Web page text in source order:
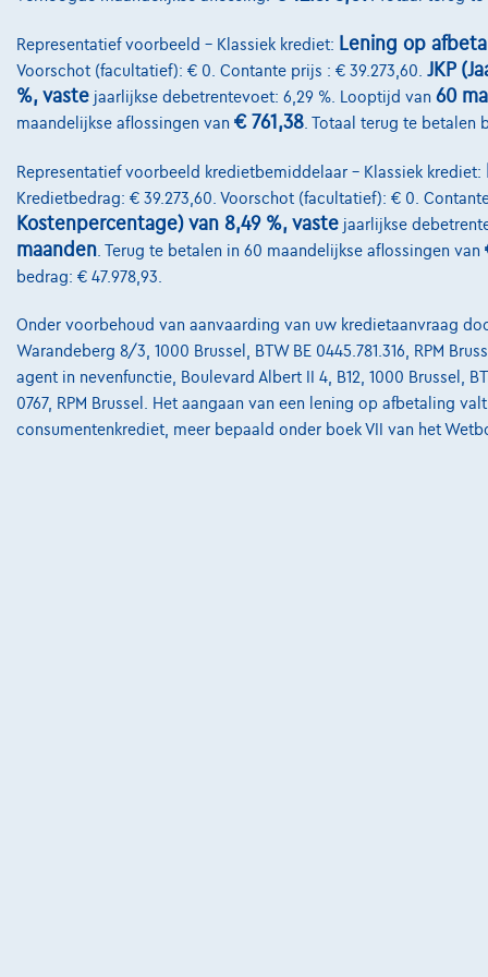
Representatief voorbeeld – Klassiek krediet: Lening op
Voorschot (facultatief): € 0. Contante prijs : € 39.273,60. JKP
%, vaste jaarlijkse debetrentevoet: 6,29 %. Looptijd van 60
maandelijkse aflossingen van € 761,38 . Totaal terug te betalen
Representatief voorbeeld kredietbemiddelaar – Klassiek krediet:
Kredietbedrag: € 39.273,60. Voorschot (facultatief): € 0.
Kostenpercentage) van 8,49 %, vaste jaarlijkse
maanden . Terug te betalen in 60 maandelijkse aflossingen van
bedrag: € 47.978,93.
Onder voorbehoud van aanvaarding van uw kredietaanvraag
Warandeberg 8/3, 1000 Brussel, BTW BE 0445.781.316, RPM
agent in nevenfunctie, Boulevard Albert II 4, B12, 1000 Brussel,
0767, RPM Brussel. Het aangaan van een lening op afbetaling
consumentenkrediet, meer bepaald onder boek VII van het